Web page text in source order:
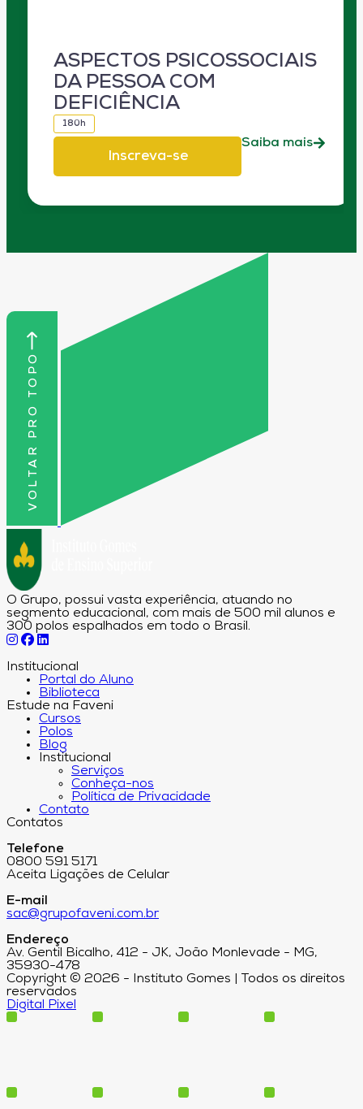
ASPECTOS PSICOSSOCIAIS
DA PESSOA COM
DEFICIÊNCIA
180h
Inscreva-se
Saiba mais
VOLTAR PRO TOPO
O Grupo, possui vasta experiência, atuando no
segmento educacional, com mais de 500 mil alunos e
300 polos espalhados em todo o Brasil.
Institucional
Portal do Aluno
Biblioteca
Estude na Faveni
Cursos
Polos
Blog
Institucional
Serviços
Conheça-nos
Política de Privacidade
Contato
Contatos
Telefone
0800 591 5171
Aceita Ligações de Celular
E-mail
sac@grupofaveni.com.br
Endereço
Av. Gentil Bicalho, 412 - JK, João Monlevade - MG,
35930-478
Copyright © 2026 - Instituto Gomes | Todos os direitos
reservados
Digital Pixel